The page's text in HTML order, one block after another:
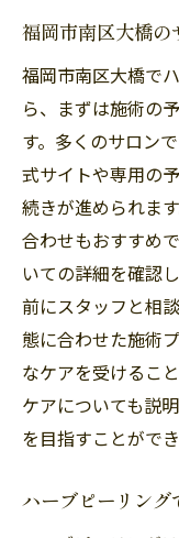
福岡市南区大橋の
福岡市南区大橋で
ら、まずは施術の
す。多くのサロン
式サイトや専用の
続きが進められま
合わせもおすすめ
いての詳細を確認
前にスタッフと相
態に合わせた施術
なケアを受けるこ
ケアについても説
を目指すことがで
ハーブピーリング